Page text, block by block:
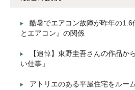
酷暑でエアコン故障が昨年の
とエアコン』の関係
【追悼】東野圭吾さんの作品か
い仕事」
アトリエのある平屋住宅をルー